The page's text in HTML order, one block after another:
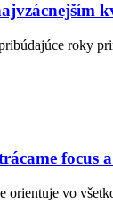
roky
focus
vo